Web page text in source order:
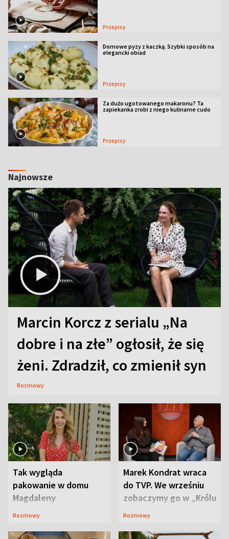
Przepisy
Domowe pyzy z kaczką. Szybki sposób na
elegancki obiad
Przepisy
Za dużo ugotowanego makaronu? Ta
zapiekanka zrobi z niego kulinarne cudo
Przepisy
Najnowsze
Marcin Korcz z serialu „Na
dobre i na złe” ogłosił, że się
żeni. Zdradził, co zmienił syn
Rozmowy
Tak wygląda
pakowanie w domu
Magdaleny
Waligórskiej-Lisieckiej.
Rozmowy
Marek Kondrat wraca
do TVP. We wrześniu
zobaczymy go w „Królu
Maciusiu I”
Rozmowy